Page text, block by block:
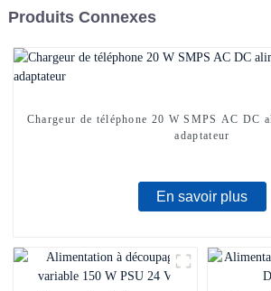
Produits Connexes
Chargeur de téléphone 20 W SMPS AC DC
adaptateur
En savoir plus